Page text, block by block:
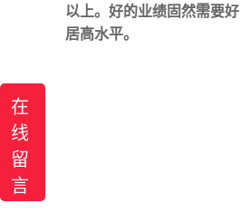
以上。好的业绩固然需要
居高水平。
在
线
留
言